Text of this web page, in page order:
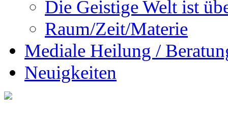
Die Geistige Welt ist
Raum/Zeit/Materie
Mediale Heilung /
Neuigkeiten